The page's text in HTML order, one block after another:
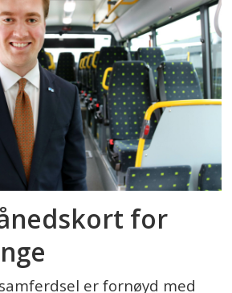
for
er fornøyd med